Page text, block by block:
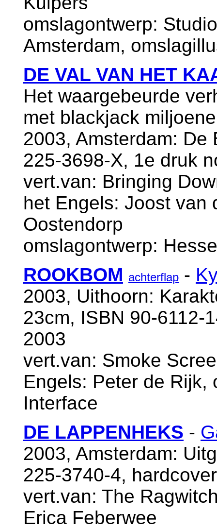
omslagontwerp:
Amsterdam,
DE VAL VAN HET
Het waargebeurde
met blackjack
2003, Amsterdam:
225-3698-X, 1e druk
vert.van: Bringing
het Engels: Joost van
Oostendorp
omslagontwerp:
ROOKBOM achterflap -
2003, Uithoorn:
23cm, ISBN 90-6112-
2003
vert.van: Smoke
Engels: Peter de Rijk,
Interface
DE LAPPENHEKS -
2003, Amsterdam:
225-3740-4,
vert.van: The
Erica Feberwee